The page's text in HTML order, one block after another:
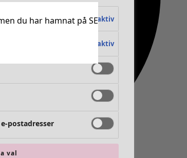
du har hamnat på SE
Alltid aktiv
Alltid aktiv
postadresser
val